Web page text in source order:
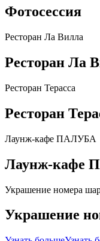
Фотосессия
Ресторан Ла Вилла
Ресторан Ла
Ресторан Терасса
Ресторан
Лаунж-кафе ПАЛУБА
Лаунж-кафе
Украшение номера
Украшение